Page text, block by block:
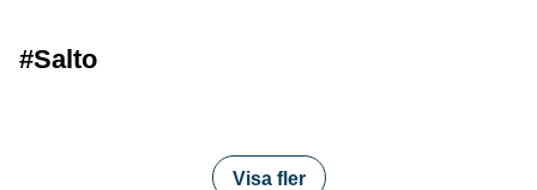
#Salto
Visa fler